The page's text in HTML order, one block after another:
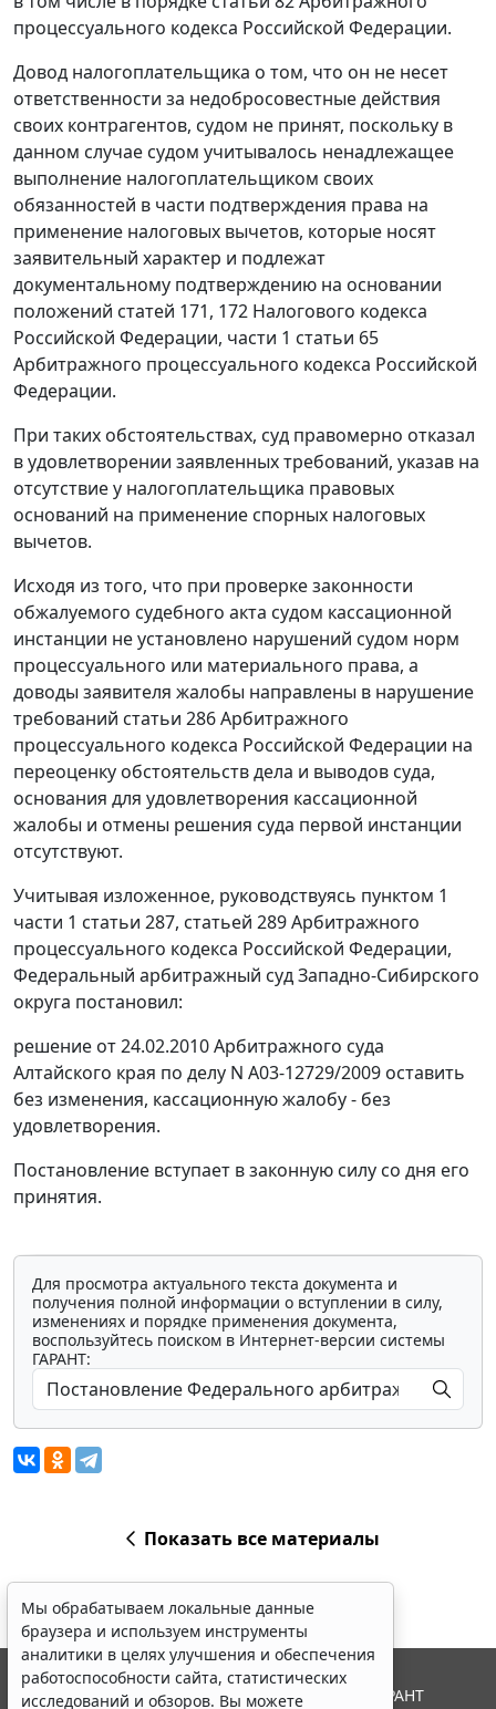
процессуального кодекса Российской Федерации.
Довод налогоплательщика о том, что он не несет
ответственности за недобросовестные действия
своих контрагентов, судом не принят, поскольку в
данном случае судом учитывалось ненадлежащее
выполнение налогоплательщиком своих
обязанностей в части подтверждения права на
применение налоговых вычетов, которые носят
заявительный характер и подлежат
документальному подтверждению на основании
положений статей 171, 172 Налогового кодекса
Российской Федерации, части 1 статьи 65
Арбитражного процессуального кодекса Российской
Федерации.
При таких обстоятельствах, суд правомерно отказал
в удовлетворении заявленных требований, указав на
отсутствие у налогоплательщика правовых
оснований на применение спорных налоговых
вычетов.
Исходя из того, что при проверке законности
обжалуемого судебного акта судом кассационной
инстанции не установлено нарушений судом норм
процессуального или материального права, а
доводы заявителя жалобы направлены в нарушение
требований статьи 286Арбитражного
процессуального кодекса Российской Федерации на
переоценку обстоятельств дела и выводов суда,
основания для удовлетворения кассационной
жалобы и отмены решения суда первой инстанции
отсутствуют.
Учитывая изложенное, руководствуясь пунктом 1
части 1 статьи 287, статьей 289Арбитражного
процессуального кодекса Российской Федерации,
Федеральный арбитражный суд Западно-Сибирского
округа постановил:
решение от 24.02.2010 Арбитражного суда
Алтайского края по делу N А03-12729/2009 оставить
без изменения, кассационную жалобу - без
удовлетворения.
Постановление вступает в законную силу со дня его
принятия.
Для просмотра актуального текста документа и
получения полной информации о вступлении в силу,
изменениях и порядке применения документа,
воспользуйтесь поиском в Интернет-версии системы
ГАРАНТ:
Показать все материалы
Мы обрабатываем локальные данные
браузера и используем инструменты
аналитики в целях улучшения и обеспечения
работоспособности сайта, статистических
исследований и обзоров. Вы можете
© ООО "НПП "ГАРАНТ-СЕРВИС", 2026. Система ГАРАНТ